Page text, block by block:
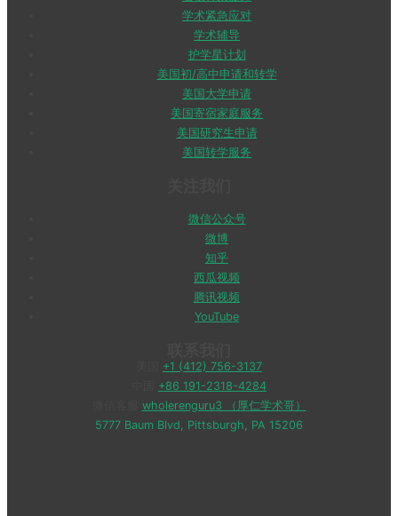
学术紧急应对
学术辅导
护学星计划
美国初/高中申请和转学
美国大学申请
美国寄宿家庭服务
美国研究生申请
美国转学服务
微信公众号
微博
知乎
西瓜视频
腾讯视频
YouTube
+1 (412) 756-3137
+86 191-2318-4284
wholerenguru3 （厚仁学术哥）
5777 Baum Blvd, Pittsburgh, PA 15206